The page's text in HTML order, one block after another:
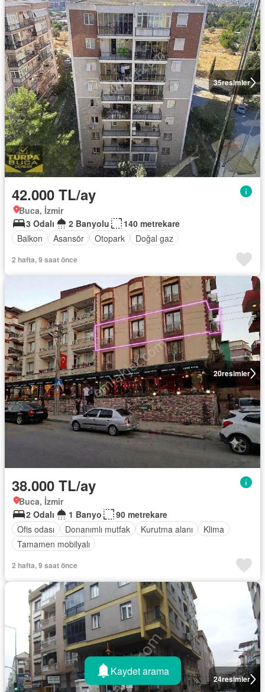
35resimler
42.000 TL/ay
Buca, İzmir
3 Odalı
2 Banyolu
140 metrekare
Balkon
Asansör Otopark Doğal gaz
2 hafta, 9 saat önce
20resimler
38.000 TL/ay
Buca, İzmir
2 Odalı
1 Banyo
90 metrekare
Ofis odası
Donanımlı mutfak Kurutma alanı
Klima
Tamamen mobilyalı
2 hafta, 9 saat önce
24resimler
Kaydet arama